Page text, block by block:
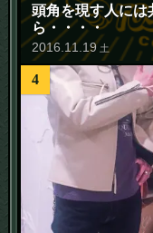
頭角を現す人には
ら・・・・
2016 11 19 土
4